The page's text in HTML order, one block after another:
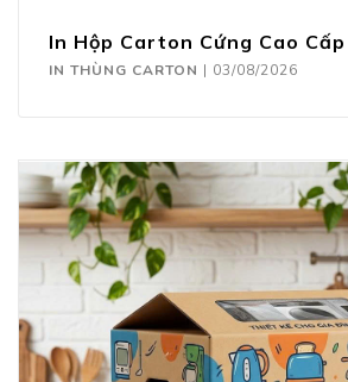
In Hộp Carton Cứng Cao Cấp
IN THÙNG CARTON | 03/08/2026